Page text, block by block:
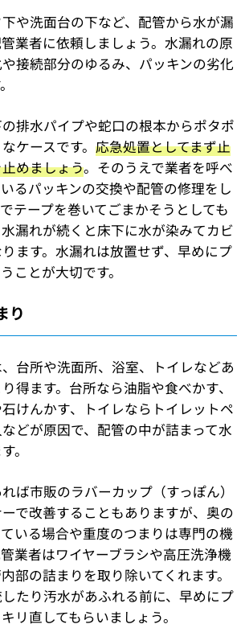
や洗面台の下など、配管から水が漏
業者に依頼しましょう。水漏れの原
接続部分のゆるみ、パッキンの劣化
排水パイプや蛇口の根本からポタポ
ケースです。 応急処置としてまず止
めましょう。そのうえで業者を呼べ
るパッキンの交換や配管の修理をし
テープを巻いてごまかそうとしても
漏れが続くと床下に水が染みてカビ
ます。水漏れは放置せず、早めにプ
ことが大切です。
り
台所や洗面所、浴室、トイレなどあ
得ます。台所なら油脂や食べかす、
けんかす、トイレならトイレットペ
どが原因で、配管の中が詰まって水
。
ば市販のラバーカップ（すっぽん）
で改善することもありますが、奥の
いる場合や重度のつまりは専門の機
業者はワイヤーブラシや高圧洗浄機
部の詰まりを取り除いてくれます。
たり汚水があふれる前に、早めにプ
リ直してもらいましょう。